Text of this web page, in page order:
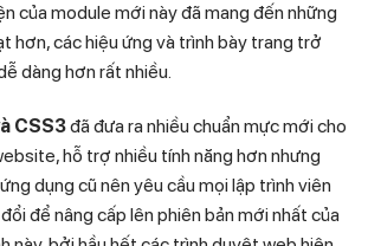
của module mới này đã mang đến những
hơn, các hiệu ứng và trình bày trang trở
dàng hơn rất nhiều.
CSS3đã đưa ra nhiều chuẩn mực mới cho
hỗ trợ nhiều tính năng hơn nhưng
dụng cũ nên yêu cầu mọi lập trình viên
để nâng cấp lên phiên bản mới nhất của